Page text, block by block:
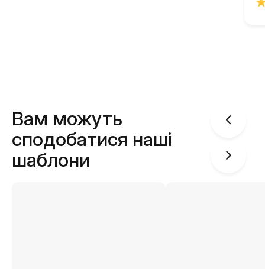
Вам можуть
сподобатися наші
шаблони